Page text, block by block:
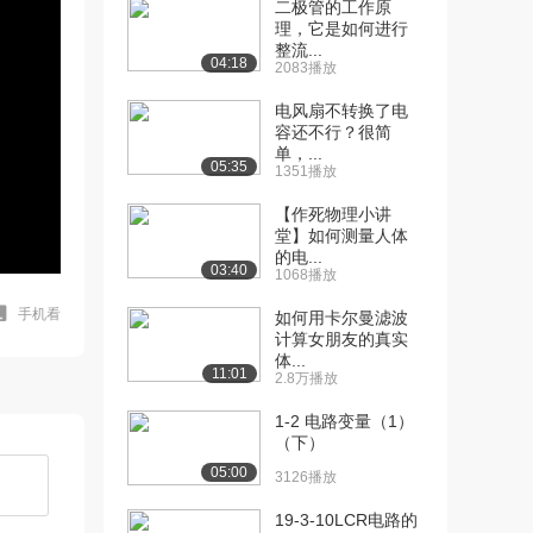
手机看
04:18
二极管的工作原
理，它是如何进行
整流...
2083播放
05:35
电风扇不转换了电
容还不行？很简
单，...
1351播放
03:40
【作死物理小讲
堂】如何测量人体
的电...
1068播放
11:01
如何用卡尔曼滤波
计算女朋友的真实
体...
2.8万播放
05:00
1-2 电路变量（1）
（下）
3126播放
19-3-10LCR电路的